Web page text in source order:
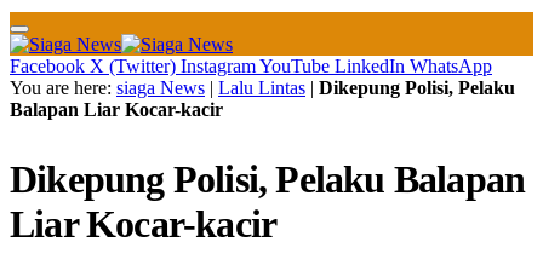
Facebook X (Twitter) InstagramYouTube LinkedIn WhatsApp
You are here: siaga News | Lalu Lintas | Dikepung Polisi, Pelaku
Balapan Liar Kocar-kacir
Dikepung Polisi, Pelaku Balapan
Liar Kocar-kacir